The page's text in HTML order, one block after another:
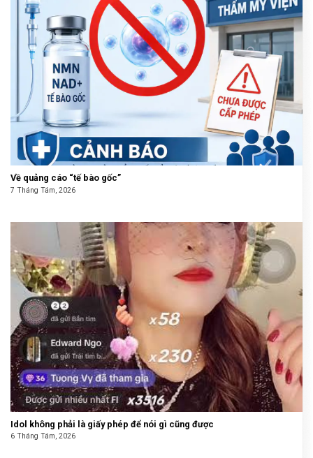
Về quảng cáo “tế bào gốc”
7 Tháng Tám, 2026
Idol không phải là giấy phép để nói gì cũng được
6 Tháng Tám, 2026